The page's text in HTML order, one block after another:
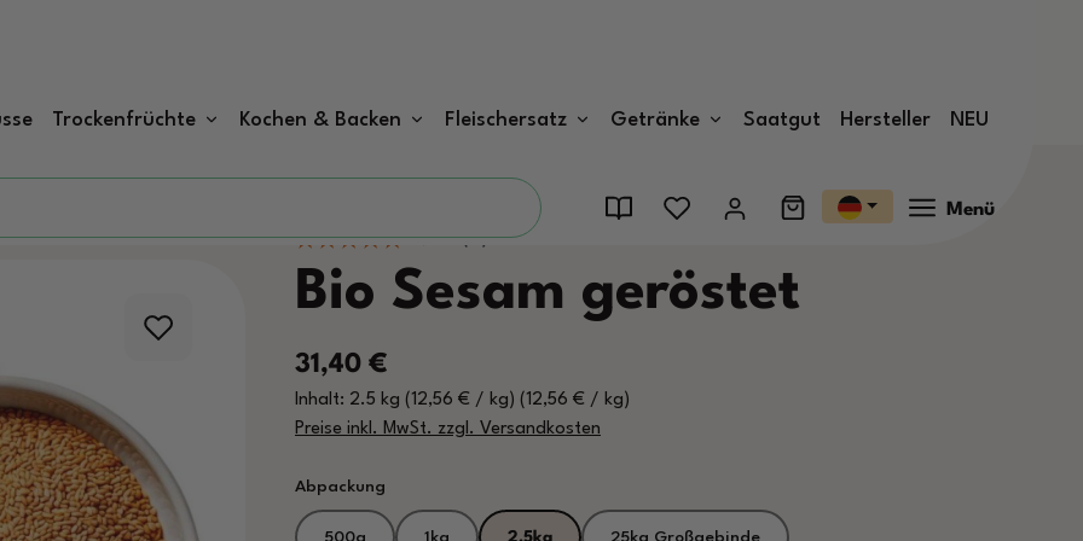
Trockenfrüchte Kochen & Backen Fleischersatz Getränke Saatgut Hersteller NEU
Menü
Bio Sesam geröstet
Regulärer Preis:
31,40 €
Inhalt: 2.5 kg (12,56 € / kg) (12,56 € / kg)
Preise inkl. MwSt. zzgl. Versandkosten
Abpackung
500g 1kg 2,5kg 25kg Großgebinde